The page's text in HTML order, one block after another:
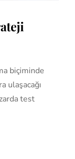
biçiminde
ulaşacağı
test